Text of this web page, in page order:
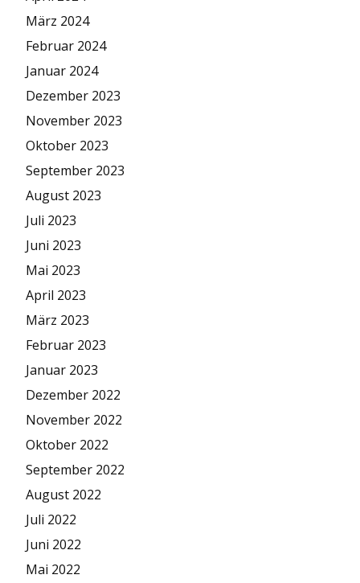
März 2024
Februar 2024
Januar 2024
Dezember 2023
November 2023
Oktober 2023
September 2023
August 2023
Juli 2023
Juni 2023
Mai 2023
April 2023
März 2023
Februar 2023
Januar 2023
Dezember 2022
November 2022
Oktober 2022
September 2022
August 2022
Juli 2022
Juni 2022
Mai 2022